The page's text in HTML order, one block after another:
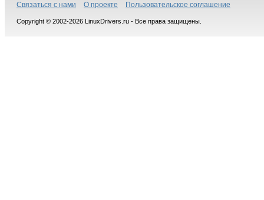
Связаться с нами О проекте Пользовательское соглашение
Copyright © 2002-2026 LinuxDrivers.ru - Все права защищены.